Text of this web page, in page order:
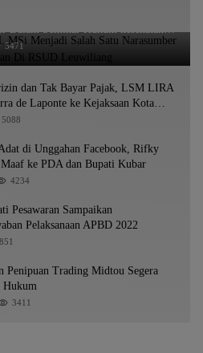
S.H.,M.H.,MSi Menjadi Salah
Dalam Seminar Hukum kesehatan
5471
dan Tak Bayar Pajak, LSM LIRA
de Laponte ke Kejaksaan Kota
5088
di Unggahan Facebook, Rifky
ke PDA dan Bupati Kubar
4234
Pesawaran Sampaikan
Pelaksanaan APBD 2022
Penipuan Trading Midtou Segera
Hukum
3411